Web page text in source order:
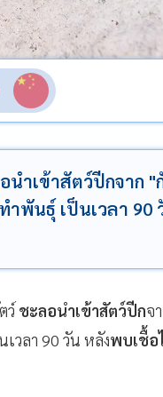
นำเข้าสัตว์ปีกจาก
พันธุ์ เป็นเวลา 90
ว์ ชะลอนำเข้าสัตว์ปีกจ
วลา 90 วัน หลังพบเชื้อ